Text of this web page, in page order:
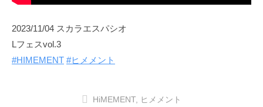
2023/11/04 スカラエスパシオ
Lフェスvol.3
#HIMEMENT #ヒメメント
HiMEMENT, ヒメメント